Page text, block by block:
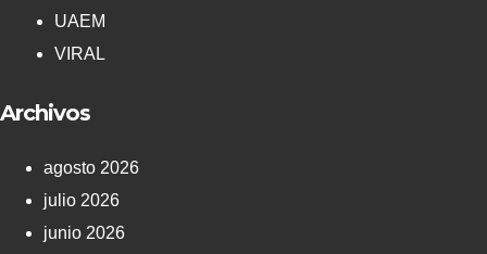
UAEM
VIRAL
Archivos
agosto 2026
julio 2026
junio 2026